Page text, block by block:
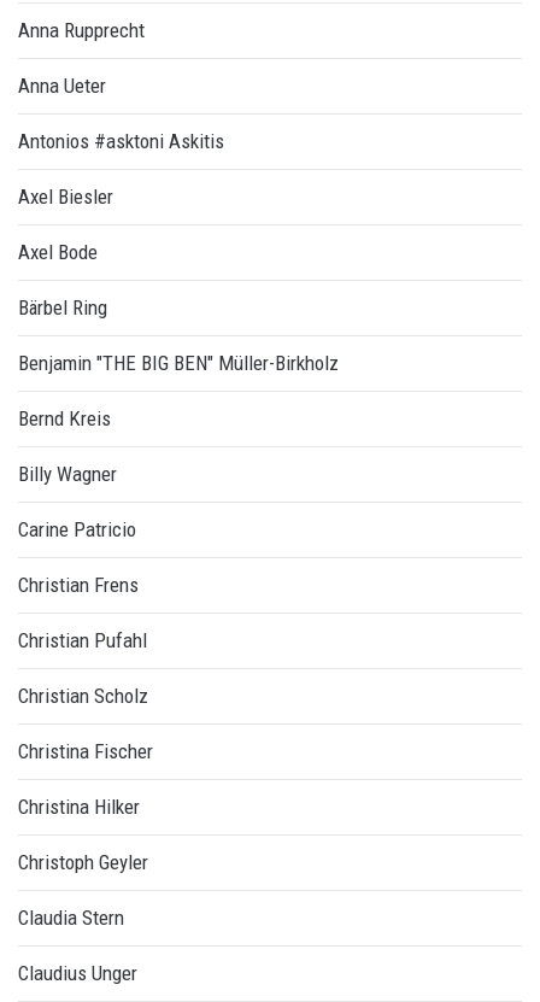
Anna Rupprecht
Anna Ueter
Antonios #asktoni Askitis
Axel Biesler
Axel Bode
Bärbel Ring
Benjamin "THE BIG BEN" Müller-Birkholz
Bernd Kreis
Billy Wagner
Carine Patricio
Christian Frens
Christian Pufahl
Christian Scholz
Christina Fischer
Christina Hilker
Christoph Geyler
Claudia Stern
Claudius Unger